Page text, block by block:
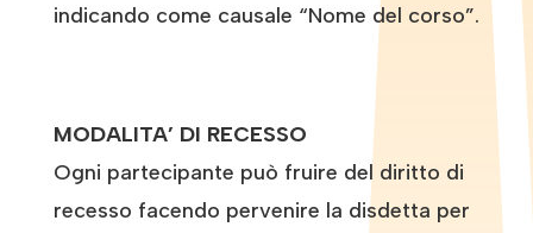
indicando come causale “Nome del corso”.
MODALITA’ DI RECESSO
Ogni partecipante può fruire del diritto di
recesso facendo pervenire la disdetta per